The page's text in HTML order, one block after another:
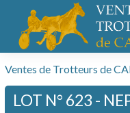
Ventes de Trotteurs de
LOT N° 623 -